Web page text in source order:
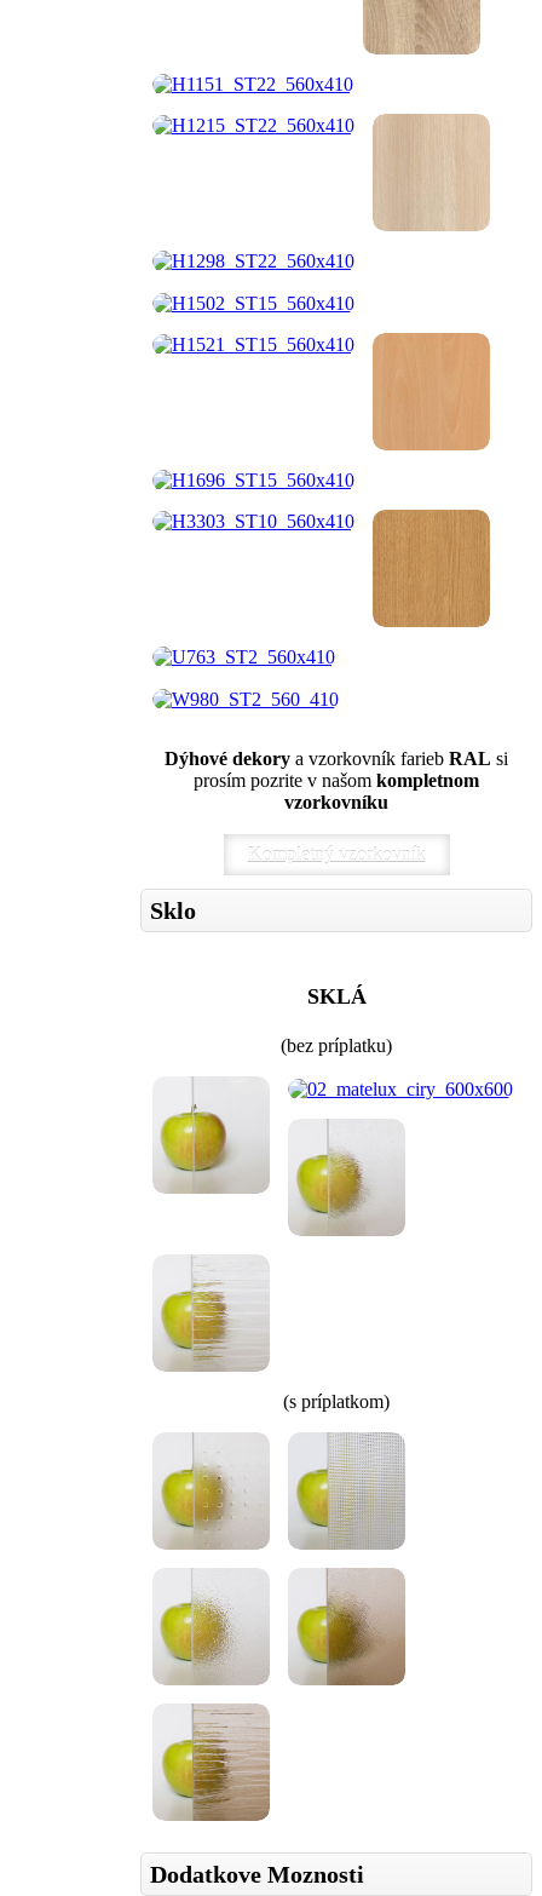
Dýhové dekory a vzorkovník farieb RAL si
prosím pozrite v našom kompletnom
vzorkovníku
Kompletný vzorkovník
Sklo
SKLÁ
(bez príplatku)
(s príplatkom)
Dodatkove Moznosti